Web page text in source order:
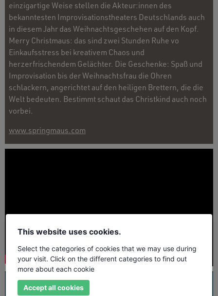
einzigartige Weise stellen die Akteur:innen des
bekanntesten Improvisationstheaters Deutschlands auch
in diesem Jahr das Weihnachtsgeschehen auf den Kopf.
Merry Christmaus: das sind zwei Stunden Ruhe vo
Einkaufsstress bei kreativem Chaos und
herzerfrischendem Gelächter. Die Geschenke: Spaß und
Improvisation bis der Weihnachtsfrau die Ohren
schlackern, angerichtet auf den heiligen Brettern, die die
Welt bedeuten. Bestimmt schaut das Christkind auch noch
vorbei.
www.springmaus.com
UNSER PROGRAMM
This website uses cookies.
Select the categories of cookies that we may use during
your visit. Click on the different categories to find out
more about each cookie
Accept all cookies